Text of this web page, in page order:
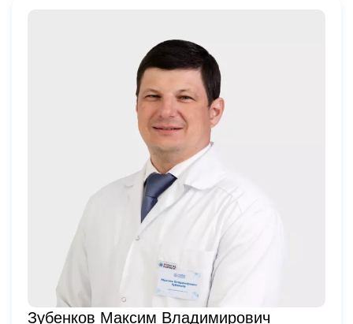
Зубенков Максим Владимирович